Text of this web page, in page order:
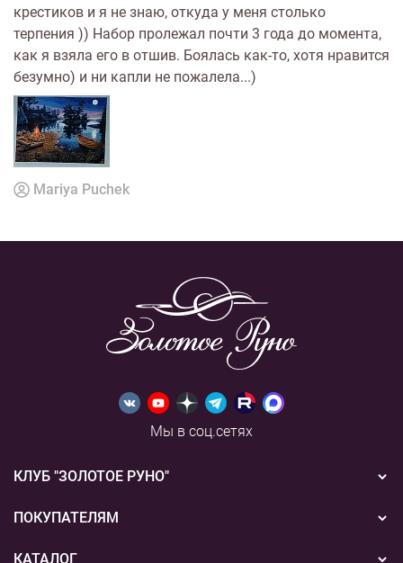
крестиков и я не знаю, откуда у меня столько
терпения )) Набор пролежал почти 3 года до момента,
как я взяла его в отшив. Боялась как-то, хотя нравится
безумно) и ни капли не пожалела...)
Mariya Puchek
Мы в соц.сетях
КЛУБ "ЗОЛОТОЕ РУНО"
Новости
Акции
ПОКУПАТЕЛЯМ
Бонусная система
КАТАЛОГ